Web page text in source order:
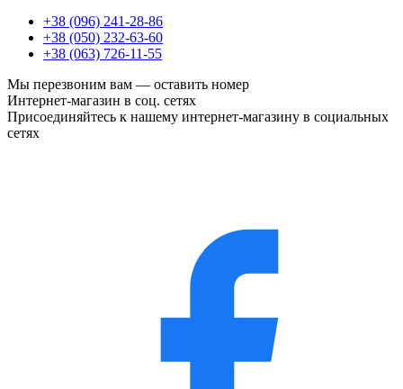
+38 (096) 241-28-86
+38 (050) 232-63-60
+38 (063) 726-11-55
Мы перезвоним вам — оставить номер
Интернет-магазин в соц. сетях
Присоединяйтесь к нашему интернет-магазину в социальных
сетях